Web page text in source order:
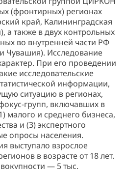
(фронтирных) регионах
край, Калининградская
а также в двух контрольных
во внутренней части РФ
Чувашия). Исследование
При его проведении
исследовательские
информации,
ситуацию в регионах,
групп, включавших в
малого и среднего бизнеса,
и (3) экспертного
опросы населения.
выступало взрослое
в возрасте от 18 лет.
— 5 тыс.